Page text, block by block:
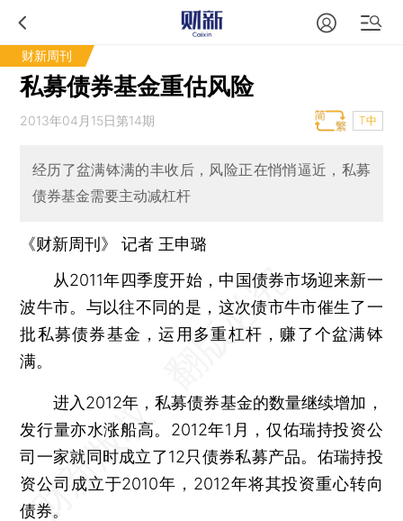
财新周刊
私募债券基金重估风险
2013年04月15日第14期 T中
经历了盆满钵满的丰收后，风险正在悄悄逼近，私募
债券基金需要主动减杠杆
《财新周刊》 记者 王申璐
从2011年四季度开始，中国债券市场迎来新一
波牛市。与以往不同的是，这次债市牛市催生了一
批私募债券基金，运用多重杠杆，赚了个盆满钵
满。
进入2012年，私募债券基金的数量继续增加，
发行量亦水涨船高。2012年1月，仅佑瑞持投资公
司一家就同时成立了12只债券私募产品。佑瑞持投
资公司成立于2010年，2012年将其投资重心转向
债券。